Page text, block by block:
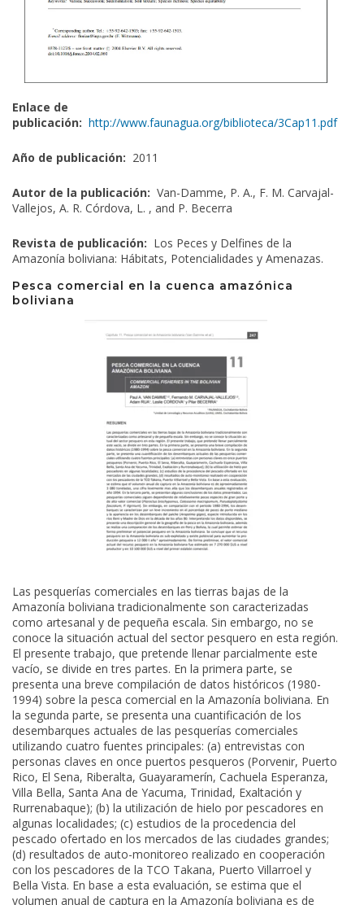
Enlace de
publicación: http://www.faunagua.org/biblioteca/3Cap11.pdf
Año de publicación: 2011
Autor de la publicación: Van-Damme, P. A., F. M. Carvajal-
Vallejos, A. R. Córdova, L. , and P. Becerra
Revista de publicación: Los Peces y Delfines de la
Amazonía boliviana: Hábitats, Potencialidades y Amenazas.
Pesca comercial en la cuenca amazónica
boliviana
Las pesquerías comerciales en las tierras bajas de la
Amazonía boliviana tradicionalmente son caracterizadas
como artesanal y de pequeña escala. Sin embargo, no se
conoce la situación actual del sector pesquero en esta región.
El presente trabajo, que pretende llenar parcialmente este
vacío, se divide en tres partes. En la primera parte, se
presenta una breve compilación de datos históricos (1980-
1994) sobre la pesca comercial en la Amazonía boliviana. En
la segunda parte, se presenta una cuantificación de los
desembarques actuales de las pesquerías comerciales
utilizando cuatro fuentes principales: (a) entrevistas con
personas claves en once puertos pesqueros (Porvenir, Puerto
Rico, El Sena, Riberalta, Guayaramerín, Cachuela Esperanza,
Villa Bella, Santa Ana de Yacuma, Trinidad, Exaltación y
Rurrenabaque); (b) la utilización de hielo por pescadores en
algunas localidades; (c) estudios de la procedencia del
pescado ofertado en los mercados de las ciudades grandes;
(d) resultados de auto-monitoreo realizado en cooperación
con los pescadores de la TCO Takana, Puerto Villarroel y
Bella Vista. En base a esta evaluación, se estima que el
volumen anual de captura en la Amazonía boliviana es de